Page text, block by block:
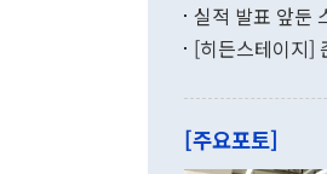
실적 발표 앞둔
[히든스테이지]
[주요포토]